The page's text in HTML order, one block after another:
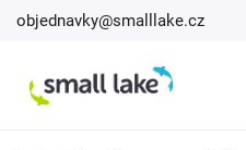
objednavky@smalllake.cz